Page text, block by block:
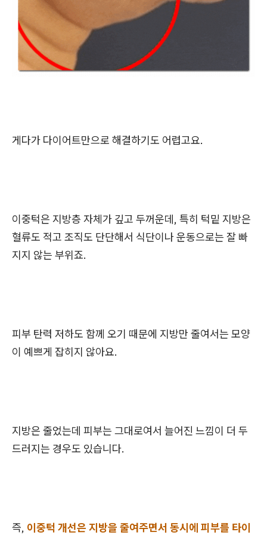
게다가 다이어트만으로 해결하기도 어렵고요.
이중턱은 지방층 자체가 깊고 두꺼운데, 특히 턱밑 지방은
혈류도 적고 조직도 단단해서 식단이나 운동으로는 잘 빠
지지 않는 부위죠.
피부 탄력 저하도 함께 오기 때문에 지방만 줄여서는 모양
이 예쁘게 잡히지 않아요.
지방은 줄었는데 피부는 그대로여서 늘어진 느낌이 더 두
드러지는 경우도 있습니다.
즉, 이중턱 개선은 지방을 줄여주면서 동시에 피부를 타이